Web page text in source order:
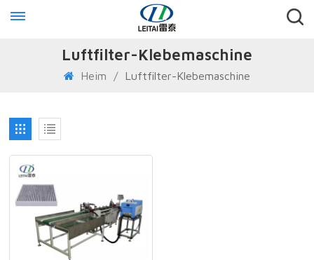
Luftfilter-Klebemaschine
Heim / Luftfilter-Klebemaschine